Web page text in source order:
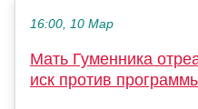
16:00, 10 Мар
Мать Гуменника
иск против